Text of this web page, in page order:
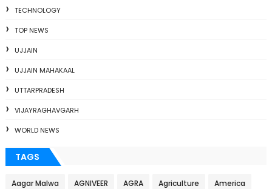
TECHNOLOGY
TOP NEWS
UJJAIN
UJJAIN MAHAKAAL
UTTARPRADESH
VIJAYRAGHAVGARH
WORLD NEWS
TAGS
Aagar Malwa AGNIVEER AGRA Agriculture America